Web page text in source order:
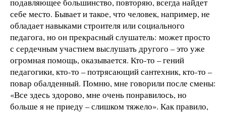
себе место. Бывает и такое, что человек, например, не
обладает навыками строителя или социального
педагога, но он прекрасный слушатель: может просто
с сердечным участием выслушать другого – это уже
огромная помощь, оказывается. Кто-то – гений
педагогики, кто-то – потрясающий сантехник, кто-то –
повар обалденный. Помню, мне говорили после смены:
«Все здесь здорово, мне очень понравилось, но
больше я не приеду – слишком тяжело». Как правило,